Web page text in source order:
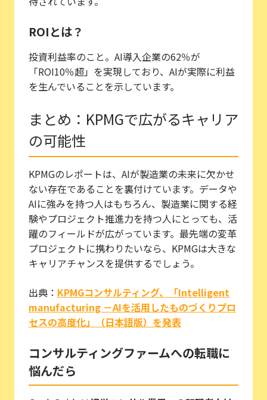
ROIとは？
投資利益率のこと。AI導入企業の62％が
「ROI10％超」を実現しており、AIが実際に利益
を生んでいることを示しています。
まとめ：KPMGで広がるキャリア
の可能性
KPMGのレポートは、AIが製造業の未来に欠かせ
ない存在であることを裏付けています。データや
AIに強みを持つ人はもちろん、製造業に関する経
験やプロジェクト推進力を持つ人にとっても、活
躍のフィールドが広がっています。最先端の変革
プロジェクトに携わりたいなら、KPMGは大きな
キャリアチャンスを提供するでしょう。
出典： KPMGコンサルティング、「Intelligent
manufacturing －AIを活用したものづくりプロ
セスの高度化」（日本語版）を発表
コンサルティングファームへの転職に
悩んだら